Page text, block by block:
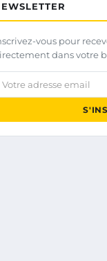
vous pour
dans votre
adresse email